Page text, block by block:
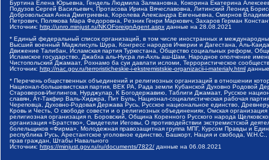
Буртина Елена Юрьевна, Гендель Людмила Залмановна, Кокорина Екатерина
Подузов Сергей Васильевич, Протасова Ирина Вячеславовна, Литинский Леонид
Добровольская Анна Дмитриевна, Королева Александра Евгеньевна, Смирнов
Петрович, Полякова Мара Федоровна, Резник Генри Маркович, Захаров Герман
Источник: http://unro.minjust.ru/NKOForeignAgent.aspx данные на 28.08.2021
* Единый федеральный список организаций, в том числе иностранных и
Высший военный Маджлисуль Шура, Конгресс народов Ичкерии и Дагестана, Аль-
Движение Талибан, Исламская партия Туркестана, Общество социальных реформ,
Исламское государство, Джабха аль-Нусра ли-Ахль аш-Шам, Народное ополчение
Чистопольский Джамаат, Рохнамо ба суи давлати исломи, Террористическое
Источник: http://nac.gov.ru/terroristicheskie-i-ekstremistskie-organizacii-i-materialy.html
* Перечень общественных объединений и религиозных организаций в отношении
Национал-большевистская партия, ВЕК РА, Рада земли Кубанской Духовно Родовой
Староверов-Инглингов, Нурджулар, К Богодержавию, Таблиги Джамаат, Русское
славян, Ат-Такфир Валь-Хиджра, Пит Буль, Национал-социалистическая рабочая
Череповца, Духовно-Родовая Держава Русь, Русское национальное единство,
Кровь и Честь, О свободе совести и о религиозных объединениях, Омская
религиозная организация п. Боровский, Община Коренного Русского народа
организация «Братство», Свидетели Иеговы, О противодействии экстремистской
болельщиков «Фирма», Молодежная правозащитная группа МПГ, Курсом Правды и
республика Русь, Арестантское уголовное единство, Башкорт, Нация и свобода,
прав граждан, Штабы Навального
Источник: https://minjust.gov.ru/ru/documents/7822/ данные на 06.08.2021